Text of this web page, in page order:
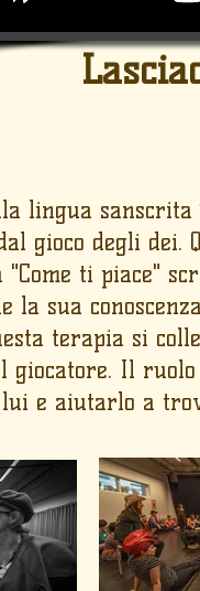
lingua
gioco degli dei.
"Come ti piace"
la sua
terapia si
giocatore. Il
lui e aiutarlo a